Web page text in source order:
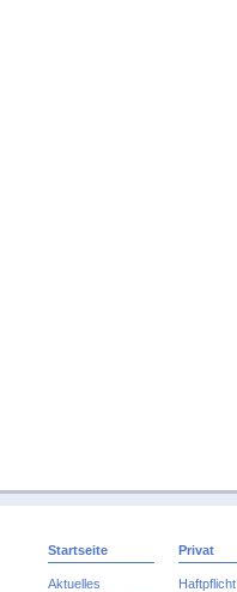
Startseite
Aktuelles
Privat
Haftpflicht